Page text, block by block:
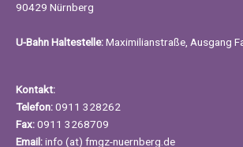
90429 Nürnberg
U-Bahn Haltestelle:Maximilianstraße, Ausgang
Kontakt:
Telefon:0911 328262
Fax:0911 3268709
Email:info (at) fmgz-nuernberg.de